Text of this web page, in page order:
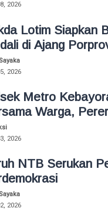
2026
Lotim Siapkan
di Ajang
2026
Metro
Warga,
2026
NTB Serukan
2026